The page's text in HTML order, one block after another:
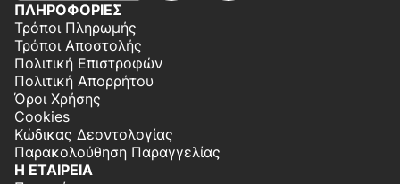
ΠΛΗΡΟΦΟΡΙΕΣ
Τρόποι Πληρωμής
Τρόποι Αποστολής
Πολιτική Επιστροφών
Πολιτική Απορρήτου
Όροι Χρήσης
Cookies
Κώδικας Δεοντολογίας
Παρακολούθηση Παραγγελίας
Η ΕΤΑΙΡΕΙΑ